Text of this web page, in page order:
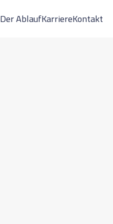
Der AblaufKarriereKontakt